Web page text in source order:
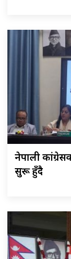
नेपाली
सुरू हुँदै